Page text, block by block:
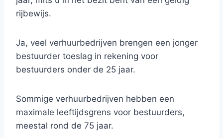
rijbewijs.
Ja, veel verhuurbedrijven brengen een jonger
bestuurder toeslag in rekening voor
bestuurders onder de 25 jaar.
Sommige verhuurbedrijven hebben een
maximale leeftijdsgrens voor bestuurders,
meestal rond de 75 jaar.